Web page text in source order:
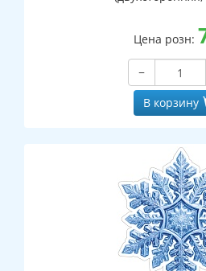
Цена розн:
−
В корзину